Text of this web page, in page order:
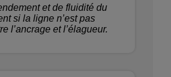
et de fluidité du
si la ligne n’est pas
l’ancrage et l’élagueur.